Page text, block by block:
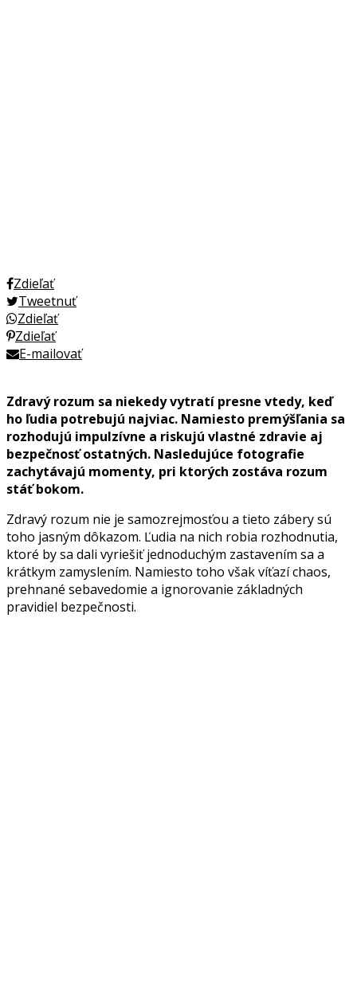
Zdieľať
Tweetnuť
Zdieľať
Zdieľať
E-mailovať
Zdravý rozum sa niekedy vytratí presne vtedy, keď
ho ľudia potrebujú najviac. Namiesto premýšľania sa
rozhodujú impulzívne a riskujú vlastné zdravie aj
bezpečnosť ostatných. Nasledujúce fotografie
zachytávajú momenty, pri ktorých zostáva rozum
stáť bokom.
Zdravý rozum nie je samozrejmosťou a tieto zábery sú
toho jasným dôkazom. Ľudia na nich robia rozhodnutia,
ktoré by sa dali vyriešiť jednoduchým zastavením sa a
krátkym zamyslením. Namiesto toho však víťazí chaos,
prehnané sebavedomie a ignorovanie základných
pravidiel bezpečnosti.